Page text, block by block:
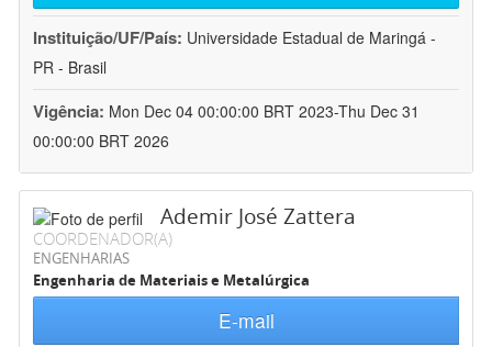
Instituição/UF/País: Universidade Estadual de Maringá -
PR - Brasil
Vigência: Mon Dec 04 00:00:00 BRT 2023-Thu Dec 31
00:00:00 BRT 2026
Ademir José Zattera
COORDENADOR(A)
ENGENHARIAS
Engenharia de Materiais e Metalúrgica
E-mail